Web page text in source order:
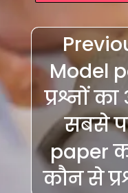
Model
प्रश्नों
सबसे
paper
कौन से